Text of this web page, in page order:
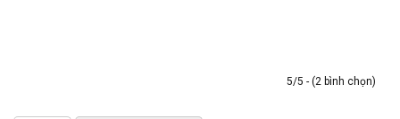
5/5 - (2 bình chọn)